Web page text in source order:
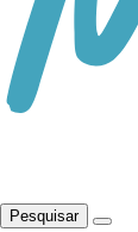
Pesquisar